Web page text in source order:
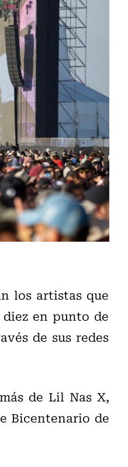
los artistas que
en punto de
de sus redes
de Lil Nas X,
Bicentenario de